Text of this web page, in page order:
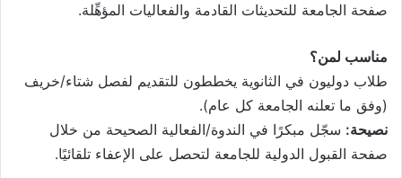
صفحة الجامعة للتحديثات القادمة والفعاليات المؤهِّلة.
مناسب لمن؟
طلاب دوليون في الثانوية يخططون للتقديم لفصل شتاء/خريف
(وفق ما تعلنه الجامعة كل عام).
نصيحة: سجّل مبكرًا في الندوة/الفعالية الصحيحة من خلال
صفحة القبول الدولية للجامعة لتحصل على الإعفاء تلقائيًا.